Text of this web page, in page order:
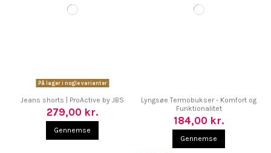
På lager i nogle varianter
Jeans shorts | ProActive by JBS
279,00 kr.
Gennemse
Lyngsøe Termobukser - Komfort og
Funktionalitet
184,00 kr.
Gennemse